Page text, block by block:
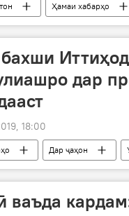
Ҳамаи хабарҳо
кӯдакони ятим
дар
18:00
Дар ҷаҳон
парванда
ваъда